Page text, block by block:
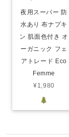
夜用スーパー 防
水あり 布ナプキ
ン 肌面色付き オ
ーガニック フェ
アトレード Eco
Femme
¥1,980